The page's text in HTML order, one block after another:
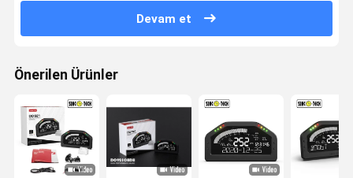
Devam et
Önerilen Ürünler